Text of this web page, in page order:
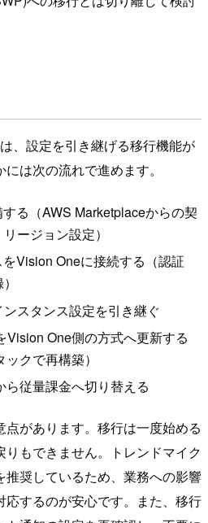
、設定を引き継げる移行機能が
は次の流れで進めます。
る（AWS Marketplaceからの契
ージョン設定）
Vision Oneに接続する（認証
スタンス設定を引き継ぐ
Vision One側の方式へ更新する
クで再構築）
従量課金へ切り替える
があります。移行は一度始める
もできません。トレンドマイク
推奨しているため、業務への影響
応するのが安心です。また、移行